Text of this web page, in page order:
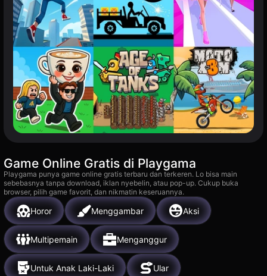
Game Online Gratis di Playgama
Playgama punya game online gratis terbaru dan terkeren. Lo bisa main
sebebasnya tanpa download, iklan nyebelin, atau pop-up. Cukup buka
browser, pilih game favorit, dan nikmatin keseruannya.
Horor Menggambar Aksi
Multipemain Menganggur
Untuk Anak Laki-Laki Ular